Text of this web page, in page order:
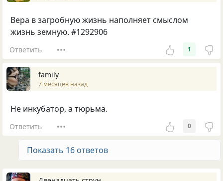
Вера в загробную жизнь наполняет смыслом
жизнь земную. #1292906
Ответить 1
family
7 месяцев назад
Не инкубатор, а тюрьма.
Ответить 0
Показать 16 ответов